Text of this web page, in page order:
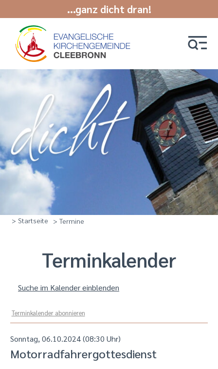
...ganz dicht dran!
> Startseite > Termine
Termin­kalender
Suche im Kalender einblenden
Terminkalender abonnieren
Sonntag, 06.10.2024 (08:30 Uhr)
Motorradfahrergottesdienst